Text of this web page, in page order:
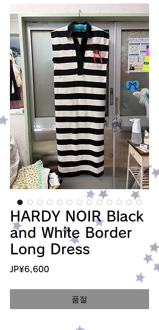
HARDY NOIR Black
and White Border
Long Dress
JP¥6,600
품절